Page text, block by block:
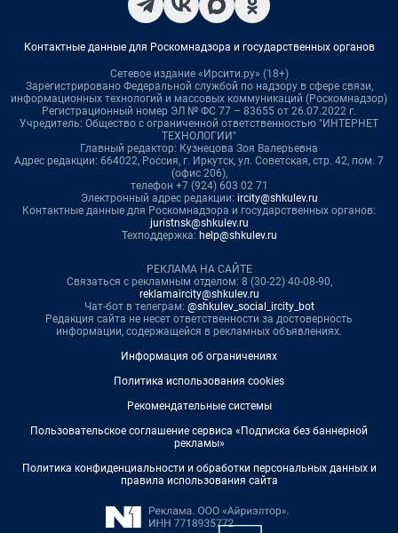
Контактные данные для Роскомнадзора и государственных органов
Сетевое издание «Ирсити.ру» (18+)
Зарегистрировано Федеральной службой по надзору в сфере связи,
информационных технологий и массовых коммуникаций (Роскомнадзор)
Регистрационный номер ЭЛ № ФС 77 – 83655 от 26.07.2022 г.
Учредитель: Общество с ограниченной ответственностью "ИНТЕРНЕТ
ТЕХНОЛОГИИ"
Главный редактор: Кузнецова Зоя Валерьевна
Адрес редакции: 664022, Россия, г. Иркутск, ул. Советская, стр. 42, пом. 7
(офис 206),
телефон +7 (924) 603 02 71
Электронный адрес редакции: ircity@shkulev.ru
Контактные данные для Роскомнадзора и государственных органов:
juristnsk@shkulev.ru
Техподдержка: help@shkulev.ru
РЕКЛАМА НА САЙТЕ
Связаться с рекламным отделом: 8 (30-22) 40-08-90,
reklamaircity@shkulev.ru
Чат-бот в телеграм: @shkulev_social_ircity_bot
Редакция сайта не несет ответственности за достоверность
информации, содержащейся в рекламных объявлениях.
Информация об ограничениях
Политика использования cookies
Рекомендательные системы
Пользовательское соглашение сервиса «Подписка без баннерной
рекламы»
Политика конфиденциальности и обработки персональных данных и
правила использования сайта